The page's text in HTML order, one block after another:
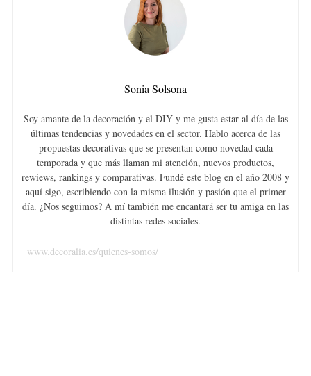
Sonia Solsona
Soy amante de la decoración y el DIY y me gusta estar al día de las
últimas tendencias y novedades en el sector. Hablo acerca de las
propuestas decorativas que se presentan como novedad cada
temporada y que más llaman mi atención, nuevos productos,
rewiews, rankings y comparativas. Fundé este blog en el año 2008 y
aquí sigo, escribiendo con la misma ilusión y pasión que el primer
día. ¿Nos seguimos? A mí también me encantará ser tu amiga en las
distintas redes sociales.
www.decoralia.es/quienes-somos/